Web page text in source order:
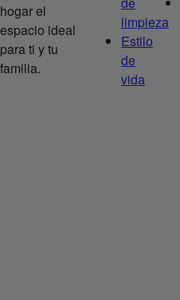
hogar el
espacio ideal
para ti y tu
familia.
limpieza
Estilo
de
vida